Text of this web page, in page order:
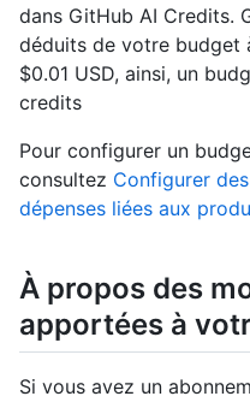
dans GitHub AI Credits.
déduits de votre budget
$0.01 USD, ainsi, un
credits
Pour configurer un
consultez Configurer
dépenses liées aux
À propos des
apportées à
Si vous avez un